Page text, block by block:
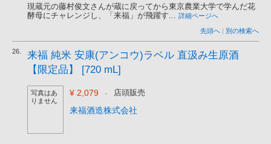
現蔵元の藤村俊文さんが蔵に戻ってから東京農業大学で学んだ花
酵母にチャレンジし、「来福」が飛躍す... 詳細ページへ
先頭へ | 別の検索へ
26.
来福 純米 安康(アンコウ)ラベル 直汲み生原酒
【限定品】 [720 mL]
写真はあ
りません
¥ 2,079 - 店頭販売
来福酒造株式会社